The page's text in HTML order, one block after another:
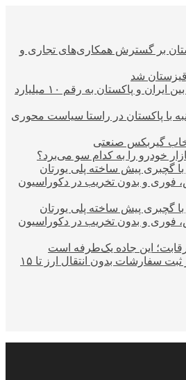
بر گسترش همکاری‌های تجاری و
شد
افزایش حجم تجارت بین ایران و پاکستان به رقم ۱۰ میلیارد
با پاکستان در راستا سیاست محوری
گیربکس صنعتی
خودرو را به کدام سو می‌برد؟
با گچبری پیش ساخته پلی یورتان
فوری و بدون تخریب در دکوراسیون
با گچبری پیش ساخته پلی یورتان
فوری و بدون تخریب در دکوراسیون
تمدید بخشنامه اعتبار ثبت سفارشات بدون انتقال ارز تا ۱۵